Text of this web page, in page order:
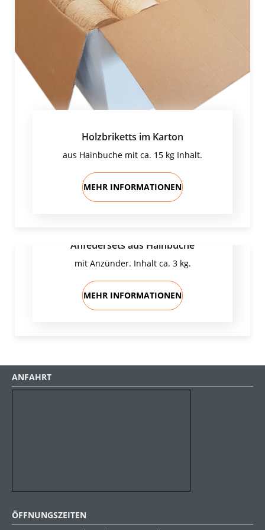
Holzbriketts im Karton
aus Hainbuche mit ca. 15 kg Inhalt.
MEHR INFORMATIONEN
Anfeuersets aus Hainbuche
mit Anzünder. Inhalt ca. 3 kg.
MEHR INFORMATIONEN
ANFAHRT
ÖFFNUNGSZEITEN